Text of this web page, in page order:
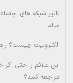
تاثیر شبکه های
سالم
الکترولیت چیست؟
این علائم را حتی
مراجعه کنید؟